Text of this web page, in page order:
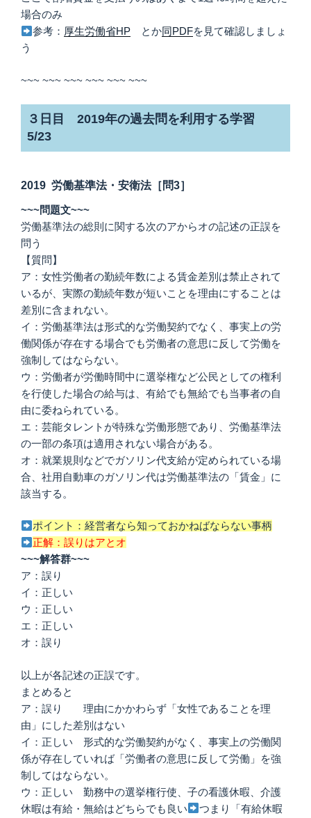
場合のみ
参考： 厚生労働省HP とか同PDFを見て確認しましょ
う
~~~ ~~~ ~~~ ~~~ ~~~ ~~~
３日目 2019年の過去問を利用する学習
5/23
2019 労働基準法・安衛法［問3］
~~~問題文~~~
労働基準法の総則に関する次のアからオの記述の正誤を
問う
【質問】
ア：女性労働者の勤続年数による賃金差別は禁止されて
いるが、実際の勤続年数が短いことを理由にすることは
差別に含まれない。
イ：労働基準法は形式的な労働契約でなく、事実上の労
働関係が存在する場合でも労働者の意思に反して労働を
強制してはならない。
ウ：労働者が労働時間中に選挙権など公民としての権利
を行使した場合の給与は、有給でも無給でも当事者の自
由に委ねられている。
エ：芸能タレントが特殊な労働形態であり、労働基準法
の一部の条項は適用されない場合がある。
オ：就業規則などでガソリン代支給が定められている場
合、社用自動車のガソリン代は労働基準法の「賃金」に
該当する。
ポイント：経営者なら知っておかねばならない事柄
正解：誤りはアとオ
~~~解答群~~~
ア：誤り
イ：正しい
ウ：正しい
エ：正しい
オ：誤り
以上が各記述の正誤です。
まとめると
ア：誤り 理由にかかわらず「女性であることを理
由」にした差別はない
イ：正しい 形式的な労働契約がなく、事実上の労働関
係が存在していれば「労働者の意思に反して労働」を強
制してはならない。
ウ：正しい 勤務中の選挙権行使、子の看護休暇、介護
休暇は有給・無給はどちらでも良い
つまり「有給休暇